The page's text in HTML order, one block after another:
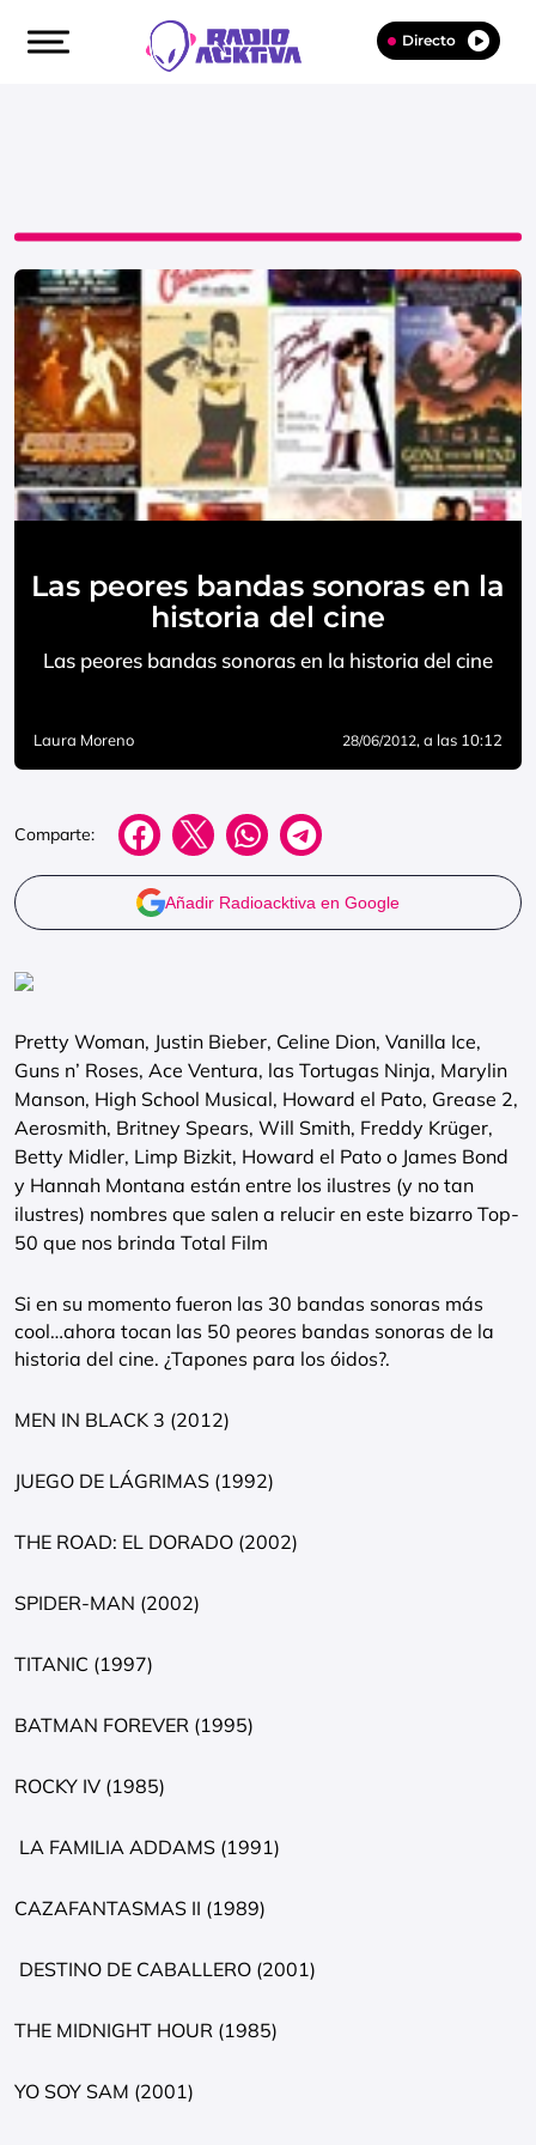
Directo
Las peores bandas sonoras en la
historia del cine
Las peores bandas sonoras en la historia del cine
Laura Moreno 28/06/2012, a las 10:12
Comparte:
Añadir Radioacktiva en Google
Pretty Woman, Justin Bieber, Celine Dion, Vanilla Ice,
Guns n’ Roses, Ace Ventura, las Tortugas Ninja, Marylin
Manson, High School Musical, Howard el Pato, Grease 2,
Aerosmith, Britney Spears, Will Smith, Freddy Krüger,
Betty Midler, Limp Bizkit, Howard el Pato o James Bond
y Hannah Montana están entre los ilustres (y no tan
ilustres) nombres que salen a relucir en este bizarro Top-
50 que nos brinda Total Film
Si en su momento fueron las 30 bandas sonoras más
cool…ahora tocan las 50 peores bandas sonoras de la
historia del cine. ¿Tapones para los óidos?.
MEN IN BLACK 3 (2012)
JUEGO DE LÁGRIMAS (1992)
THE ROAD: EL DORADO (2002)
SPIDER-MAN (2002)
TITANIC (1997)
BATMAN FOREVER (1995)
ROCKY IV (1985)
LA FAMILIA ADDAMS (1991)
CAZAFANTASMAS II (1989)
DESTINO DE CABALLERO (2001)
THE MIDNIGHT HOUR (1985)
YO SOY SAM (2001)